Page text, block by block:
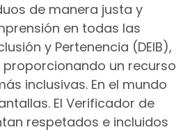
de manera justa y
en todas las
y Pertenencia (DEIB),
un recurso
inclusivas. En el mundo
El Verificador de
respetados e incluidos